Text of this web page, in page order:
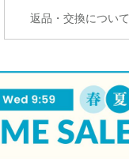
返品・交換について